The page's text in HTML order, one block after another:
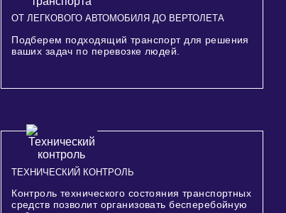
ОТ ЛЕГКОВОГО АВТОМОБИЛЯ ДО ВЕРТОЛЕТА
Подберем подходящий транспорт для решения
ваших задач по перевозке людей.
ТЕХНИЧЕСКИЙ КОНТРОЛЬ
Контроль технического состояния транспортных
средств позволит организовать бесперебойную